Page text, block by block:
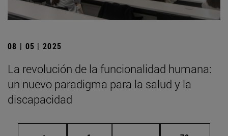
08 | 05 | 2025
La revolución de la funcionalidad humana:
un nuevo paradigma para la salud y la
discapacidad